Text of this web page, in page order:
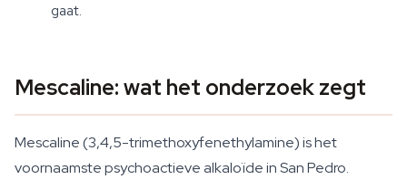
gaat.
Mescaline: wat het onderzoek zegt
Mescaline (3,4,5-trimethoxyfenethylamine) is het
voornaamste psychoactieve alkaloïde in San Pedro.